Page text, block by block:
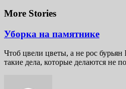
More Stories
Уборка на памятнике
Чтоб цвели цветы, а не рос бурьян
такие дела, которые делаются не